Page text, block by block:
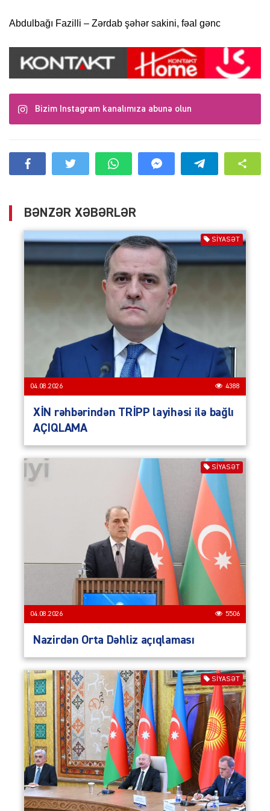
Abdulbağı Fazilli – Zərdab şəhər sakini, fəal gənc
Bizim Instagram kanalımıza abunə olun
BƏNZƏR XƏBƏRLƏR
SIYASƏT
04.08.2026 4388
XİN rəhbərindən TRİPP layihəsi ilə bağlı
AÇIQLAMA
SIYASƏT
04.08.2026 5506
Nazirdən Orta Dəhliz açıqlaması
SIYASƏT